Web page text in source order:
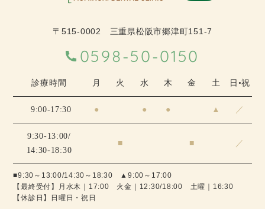
〒515-0002 三重県松阪市郷津町151-7
0598-50-0150
診療時間 月 火 水 木 金 土 日•祝
9:00-17:30 ● ● ● ▲ ／
9:30-13:00/
14:30-18:30
■ ■ ／
■9:30～13:00/14:30～18:30 ▲9:00～17:00
【最終受付】月水木｜17:00 火金｜12:30/18:00 土曜｜16:30
【休診日】日曜日・祝日